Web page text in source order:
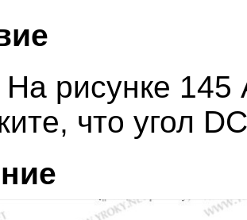
рисунке 145
что угол